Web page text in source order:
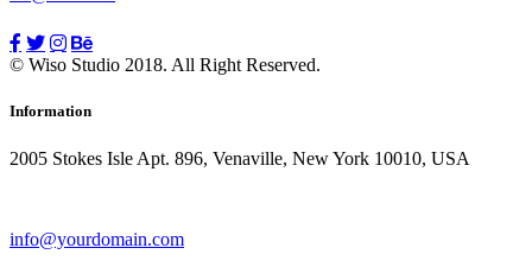
© Wiso Studio 2018. All Right Reserved.
Information
2005 Stokes Isle Apt. 896, Venaville, New York 10010, USA
info@yourdomain.com